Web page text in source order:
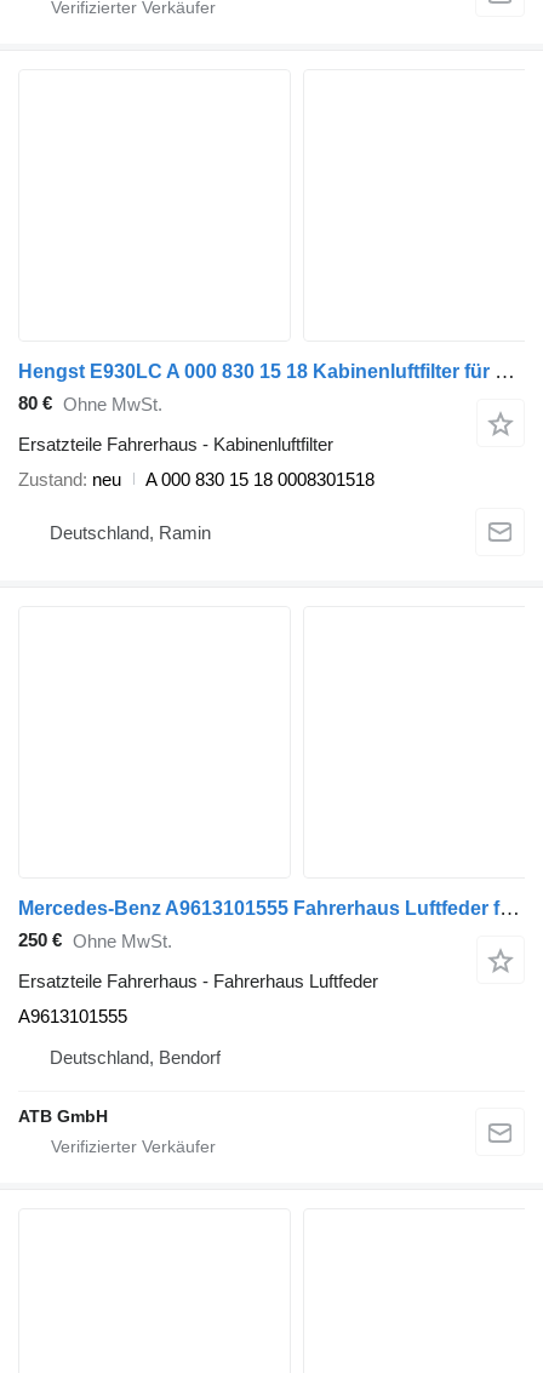
Hengst E930LC A 000 830 15 18 Kabinenluftfilter für Mercedes-Benz Actros MP1 MP2 MP3 Sattelzugmaschine
80 € Ohne MwSt.
Ersatzteile Fahrerhaus - Kabinenluftfilter
Zustand neu A 000 830 15 18 0008301518
Deutschland, Ramin
Mercedes-Benz A9613101555 Fahrerhaus Luftfeder für Mercedes-Benz Actros MP4 ,2545 Sattelzugmaschine
250 € Ohne MwSt.
Ersatzteile Fahrerhaus - Fahrerhaus Luftfeder
A9613101555
Deutschland, Bendorf
ATB GmbH